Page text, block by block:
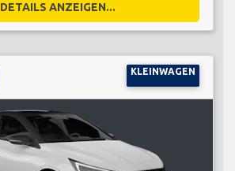
DETAILS ANZEIGEN...
KLEINWAGEN